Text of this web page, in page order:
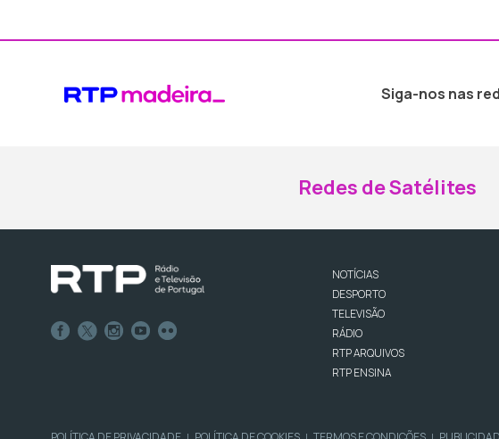
Siga-nos nas
Redes de Satélites
NOTÍCIAS
DESPORTO
TELEVISÃO
RÁDIO
RTP ARQUIVOS
RTP ENSINA